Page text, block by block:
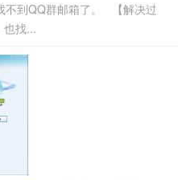
不到QQ群邮箱了。 【解决过
也找...